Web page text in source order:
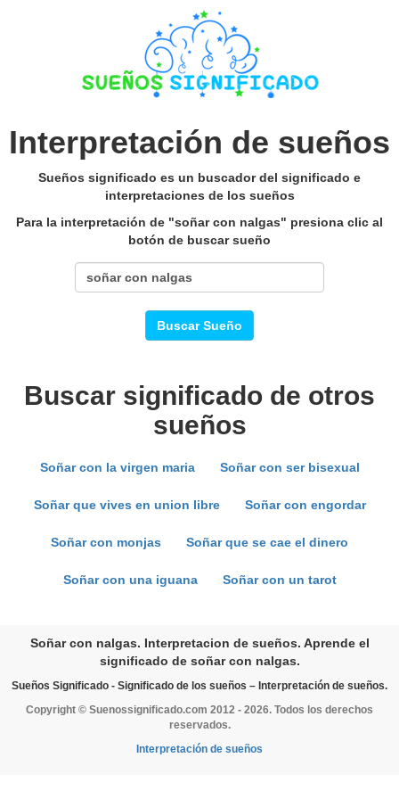
Interpretación de sueños
Sueños significado es un buscador del significado e
interpretaciones de los sueños
Para la interpretación de "soñar con nalgas" presiona clic al
botón de buscar sueño
Buscar Sueño
Buscar significado de otros
sueños
Soñar con la virgen maria Soñar con ser bisexual
Soñar que vives en union libre Soñar con engordar
Soñar con monjas Soñar que se cae el dinero
Soñar con una iguana Soñar con un tarot
Soñar con nalgas. Interpretacion de sueños. Aprende el
significado de soñar con nalgas.
Sueños Significado - Significado de los sueños – Interpretación de sueños.
Copyright © Suenossignificado.com 2012 - 2026. Todos los derechos
reservados.
Interpretación de sueños